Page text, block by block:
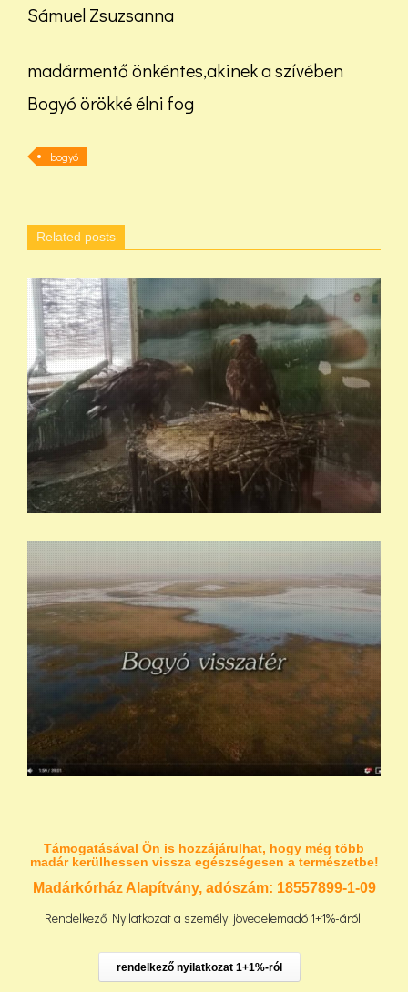
Sámuel Zsuzsanna
madármentő önkéntes,akinek a szívében
Bogyó örökké élni fog
bogyó
Related posts
Támogatásával Ön is hozzájárulhat, hogy még több
madár kerülhessen vissza egészségesen a természetbe!
Madárkórház Alapítvány, adószám: 18557899-1-09
Rendelkező Nyilatkozat a személyi jövedelemadó 1+1%-áról:
rendelkező nyilatkozat 1+1%-ról